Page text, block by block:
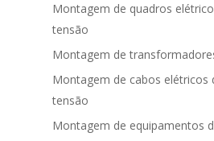
Montagem de quadros
tensão
Montagem de
Montagem de cabos elétricos
tensão
Montagem de equipamentos